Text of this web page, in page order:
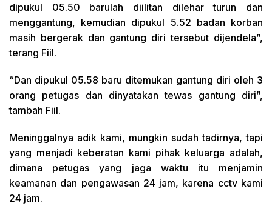
dipukul 05.50 barulah diilitan dilehar turun dan
menggantung, kemudian dipukul 5.52 badan korban
masih bergerak dan gantung diri tersebut dijendela”,
terang Fiil.
“Dan dipukul 05.58 baru ditemukan gantung diri oleh 3
orang petugas dan dinyatakan tewas gantung diri”,
tambah Fiil.
Meninggalnya adik kami, mungkin sudah tadirnya, tapi
yang menjadi keberatan kami pihak keluarga adalah,
dimana petugas yang jaga waktu itu menjamin
keamanan dan pengawasan 24 jam, karena cctv kami
24 jam.